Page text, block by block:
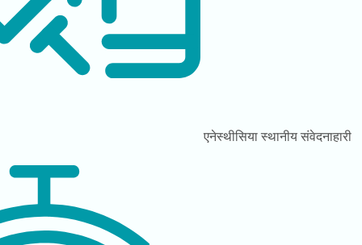
एनेस्थीसिया स्थानीय संवेदनाहारी